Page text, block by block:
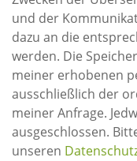
und der Kommunikation genutzt werden
dazu an die
werden. Die Speicherung und
meiner erhobenen
ausschließlich der
meiner Anfrage.
ausgeschlossen. Bitte beachten Sie im Übrigen auch
unseren